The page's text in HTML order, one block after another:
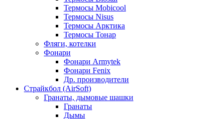
Термосы Mobicool
Термосы Nisus
Термосы Арктика
Термосы Тонар
Фляги, котелки
Фонари
Фонари Armytek
Фонари Fenix
Др. производители
Страйкбол (AirSoft)
Гранаты, дымовые шашки
Гранаты
Дымы